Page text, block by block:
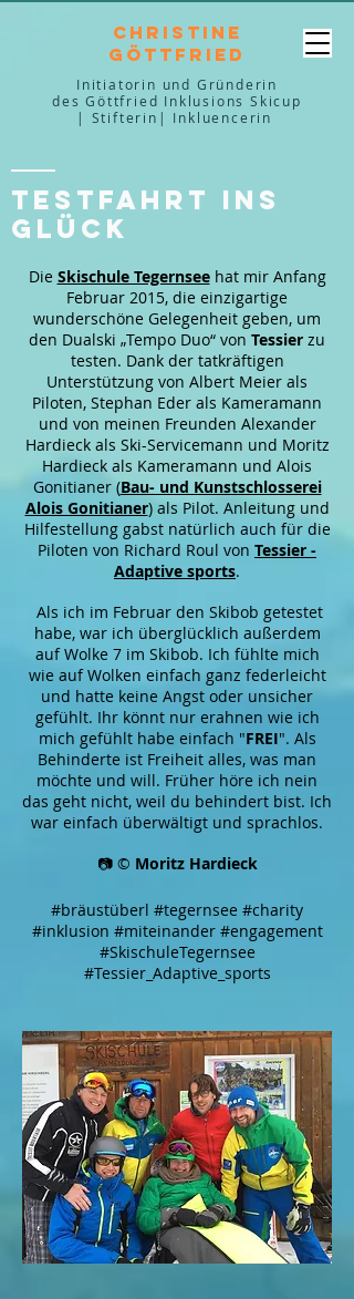
Christine
Göttfried
Initiatorin und Gründerin
des Göttfried Inklusions Skicup
| Stifterin| Inkluencerin
Testfahrt ins
Glück
Die Skischule Tegernseehat mir Anfang
Februar 2015, die einzigartige
wunderschöne Gelegenheit geben, um
den Dualski „Tempo Duo“ von Tessier zu
testen. Dank der tatkräftigen
Unterstützung von Albert Meier als
Piloten, Stephan Eder als Kameramann
und von meinen Freunden Alexander
Hardieck als Ski-Servicemann und Moritz
Hardieck als Kameramann und Alois
Gonitianer (Bau- und Kunstschlosserei
Alois Gonitianer) als Pilot. Anleitung und
Hilfestellung gabst natürlich auch für die
Piloten von Richard Roul von Tessier -
Adaptive sports.
Als ich im Februar den Skibob getestet
habe, war ich überglücklich außerdem
auf Wolke 7 im Skibob. Ich fühlte mich
wie auf Wolken einfach ganz federleicht
und hatte keine Angst oder unsicher
gefühlt. Ihr könnt nur erahnen wie ich
mich gefühlt habe einfach "FREI". Als
Behinderte ist Freiheit alles, was man
möchte und will. Früher höre ich nein
das geht nicht, weil du behindert bist. Ich
war einfach überwältigt und sprachlos.
📷 © Moritz Hardieck
#bräustüberl #tegernsee #charity
#inklusion #miteinander #engagement
#SkischuleTegernsee
#Tessier_Adaptive_sports